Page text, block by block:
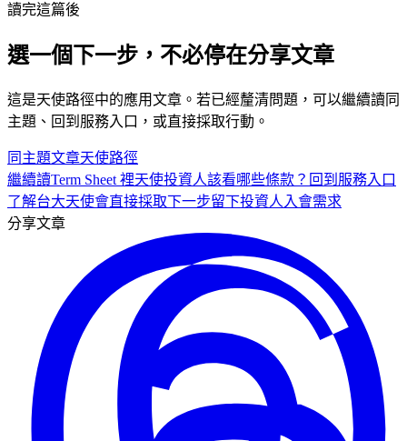
讀完這篇後
選一個下一步，不必停在分享文章
這是天使路徑中的應用文章。若已經釐清問題，可以繼續讀同
主題、回到服務入口，或直接採取行動。
同主題文章天使路徑
繼續讀Term Sheet 裡天使投資人該看哪些條款？ 回到服務入口
了解台大天使會直接採取下一步留下投資人入會需求
分享文章